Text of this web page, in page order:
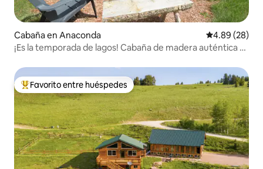
Cabaña en Anaconda Calificación
4.89 (28)
¡Es la temporada de lagos! Cabaña de madera auténtica -
Favorito entre huéspedes preferido
Favorito entre huéspedes